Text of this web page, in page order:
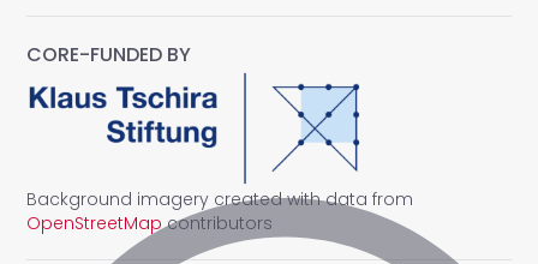
CORE-FUNDED BY
Background imagery created with data from
OpenStreetMapcontributors